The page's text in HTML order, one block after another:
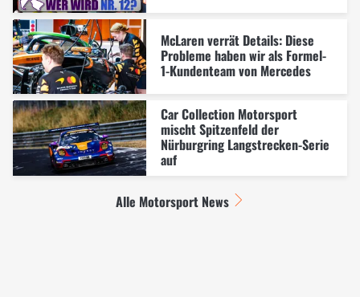
McLaren verrät Details: Diese
Probleme haben wir als Formel-
1-Kundenteam von Mercedes
Car Collection Motorsport
mischt Spitzenfeld der
Nürburgring Langstrecken-Serie
auf
Alle Motorsport News